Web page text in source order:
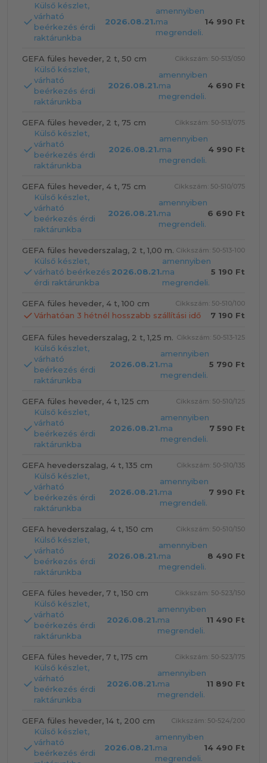
Külső készlet,
várható
beérkezés érdi
raktárunkba
2026.08.21.
amennyiben
ma
megrendeli.
14 990 Ft
GEFA füles heveder, 2 t, 50 cm Cikkszám: 50-513/050
Külső készlet,
várható
beérkezés érdi
raktárunkba
2026.08.21.
amennyiben
ma
megrendeli.
4 690 Ft
GEFA füles heveder, 2 t, 75 cm Cikkszám: 50-513/075
Külső készlet,
várható
beérkezés érdi
raktárunkba
2026.08.21.
amennyiben
ma
megrendeli.
4 990 Ft
GEFA füles heveder, 4 t, 75 cm Cikkszám: 50-510/075
Külső készlet,
várható
beérkezés érdi
raktárunkba
2026.08.21.
amennyiben
ma
megrendeli.
6 690 Ft
GEFA füles hevederszalag, 2 t, 1,00 m. Cikkszám: 50-513-100
Külső készlet,
várható beérkezés
érdi raktárunkba
2026.08.21.
amennyiben
ma
megrendeli.
5 190 Ft
GEFA füles heveder, 4 t, 100 cm Cikkszám: 50-510/100
Várhatóan 3 hétnél hosszabb szállítási idő 7 190 Ft
GEFA füles hevederszalag, 2 t, 1,25 m. Cikkszám: 50-513-125
Külső készlet,
várható
beérkezés érdi
raktárunkba
2026.08.21.
amennyiben
ma
megrendeli.
5 790 Ft
GEFA füles heveder, 4 t, 125 cm Cikkszám: 50-510/125
Külső készlet,
várható
beérkezés érdi
raktárunkba
2026.08.21.
amennyiben
ma
megrendeli.
7 590 Ft
GEFA hevederszalag, 4 t, 135 cm Cikkszám: 50-510/135
Külső készlet,
várható
beérkezés érdi
raktárunkba
2026.08.21.
amennyiben
ma
megrendeli.
7 990 Ft
GEFA hevederszalag, 4 t, 150 cm Cikkszám: 50-510/150
Külső készlet,
várható
beérkezés érdi
raktárunkba
2026.08.21.
amennyiben
ma
megrendeli.
8 490 Ft
GEFA füles heveder, 7 t, 150 cm Cikkszám: 50-523/150
Külső készlet,
várható
beérkezés érdi
raktárunkba
2026.08.21.
amennyiben
ma
megrendeli.
11 490 Ft
GEFA füles heveder, 7 t, 175 cm Cikkszám: 50-523/175
Külső készlet,
várható
beérkezés érdi
raktárunkba
2026.08.21.
amennyiben
ma
megrendeli.
11 890 Ft
GEFA füles heveder, 14 t, 200 cm Cikkszám: 50-524/200
Külső készlet,
várható
beérkezés érdi
2026.08.21.
amennyiben
ma
megrendeli.
14 490 Ft